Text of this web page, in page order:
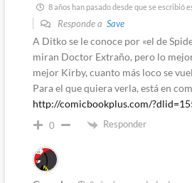
8 años han pasado desde que se escribió
Responde a Save
A Ditko se le conoce por «el de
miran Doctor Extraño, pero lo
mejor Kirby, cuanto más loco se
Para el que quiera verla, está en
http://comicbookplus.com/
0 Responder